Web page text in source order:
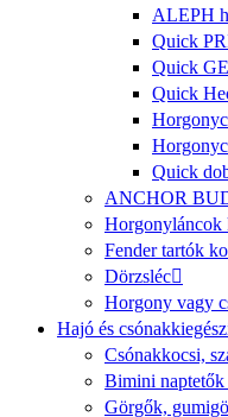
ALEPH
Quick
Quick
Quick
Quick
ANCHOR
Horgonyláncok
Fender tartók
Dörzsléc
Horgony vagy
Hajó és
Csónakkocsi,
Bimini naptetők
Görgők,